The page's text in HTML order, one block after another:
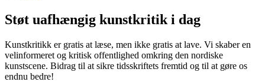
Støt uafhængig kunstkritik i dag
Kunstkritikk er gratis at læse, men ikke gratis at lave. Vi skaber en
velinformeret og kritisk offentlighed omkring den nordiske
kunstscene. Bidrag til at sikre tidsskriftets fremtid og til at gøre os
endnu bedre!